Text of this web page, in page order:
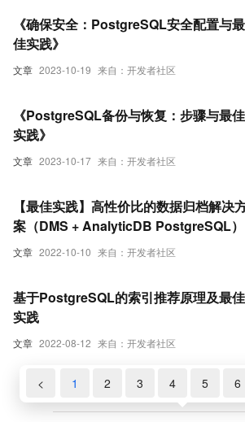
文章 2023-10-19 来自：开发者社区
《确保安全：PostgreSQL安全配置与最
佳实践》
文章 2023-10-17 来自：开发者社区
《PostgreSQL备份与恢复：步骤与最佳
实践》
文章 2022-10-10 来自：开发者社区
【最佳实践】高性价比的数据归档解决
案（DMS + AnalyticDB PostgreSQL）
文章 2022-08-12 来自：开发者社区
基于PostgreSQL的索引推荐原理及最佳
实践
< 1 2 3 4 5 6